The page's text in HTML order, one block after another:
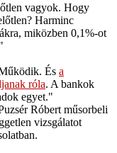
vagyok. Hogy
Harminc
miközben 0,1%-ot
És a
róla. A bankok
egyet."
Róbert műsorbeli
vizsgálatot